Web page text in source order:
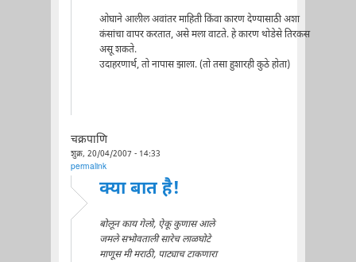
ओघाने आलील अवांतर माहिती किंवा कारण देण्यासाठी अशा
कंसांचा वापर करतात, असे मला वाटते. हे कारण थोडेसे तिरकस
असू शकते.
उदाहरणार्थ, तो नापास झाला. (तो तसा हुशारही कुठे होता)
चक्रपाणि
शुक्र, 20/04/2007 - 14:33
permalink
क्या बात है!
बोलून काय गेलो, ऐकू कुणास आले
जमले सभोवताली सारेच लाळघोटे
माणूस मी मराठी, पाट्याच टाकणारा